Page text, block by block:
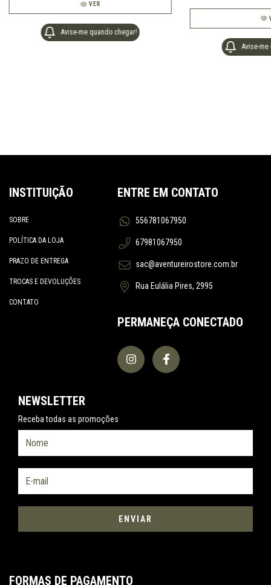
VER
Avise-me quando chegar!
Avise-
INSTITUIÇÃO
SOBRE
POLÍTICA DA LOJA
PRAZO DE ENTREGA
TROCAS E DEVOLUÇÕES
CONTATO
ENTRE EM CONTATO
556781067950
67981067950
sac@aventureirostore.com.br
Rua Eulália Pires, 2995
PERMANEÇA CONECTADO
NEWSLETTER
Receba todas as promoções
FORMAS DE PAGAMENTO